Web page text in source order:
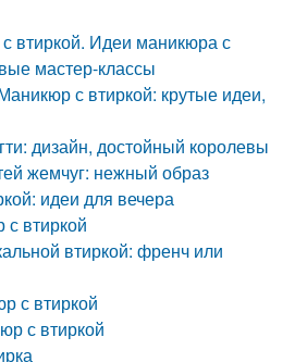
втиркой. Идеи маникюра с
мастер-классы
с втиркой: крутые идеи,
дизайн, достойный королевы
жемчуг: нежный образ
идеи для вечера
втиркой
втиркой: френч или
с втиркой
с втиркой